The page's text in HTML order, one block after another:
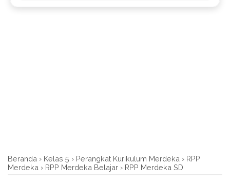
Beranda › Kelas 5 › Perangkat Kurikulum Merdeka › RPP
Merdeka › RPP Merdeka Belajar › RPP Merdeka SD